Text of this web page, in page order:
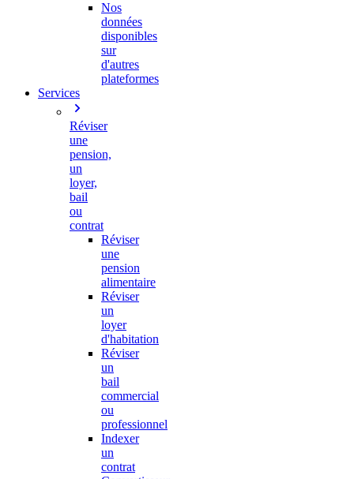
Nos
données
disponibles
sur
d'autres
plateformes
Services
Réviser
une
pension,
un
loyer,
bail
ou
contrat
Réviser
une
pension
alimentaire
Réviser
un
loyer
d'habitation
Réviser
un
bail
commercial
ou
professionnel
Indexer
un
contrat